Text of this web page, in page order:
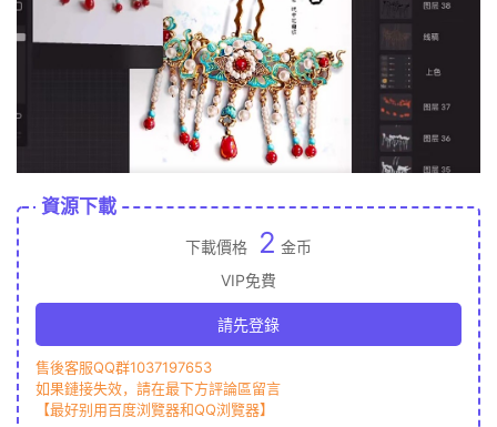
資源下載
下載價格 2 金币
VIP免費
請先登錄
售後客服QQ群1037197653
如果鏈接失效，請在最下方評論區留言
【最好别用百度浏覽器和QQ浏覽器】